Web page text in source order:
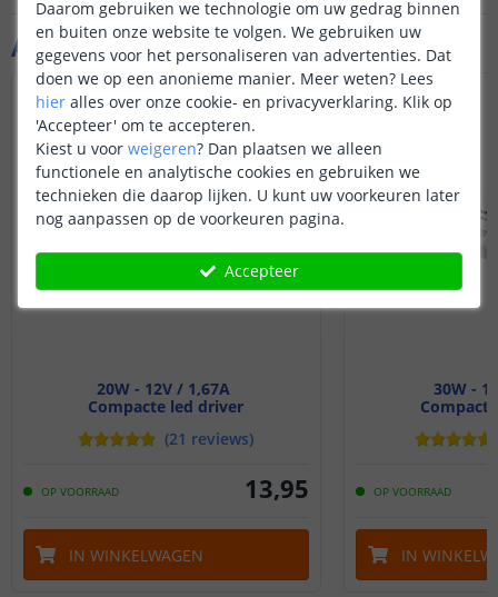
Aanvullende producten
20W - 12V / 1,67A
Compacte led driver
(21 reviews)
OP VOORRAAD 13,95
IN WINKELWAGEN
30W -
OP VOORRAAD
IN
Daarom gebruiken we technologie om uw gedrag binnen
en buiten onze website te volgen. We gebruiken uw
gegevens voor het personaliseren van advertenties. Dat
doen we op een anonieme manier. Meer weten? Lees
hier alles over onze cookie- en privacyverklaring. Klik op
'Accepteer' om te accepteren.
Kiest u voor weigeren? Dan plaatsen we alleen
functionele en analytische cookies en gebruiken we
technieken die daarop lijken. U kunt uw voorkeuren later
nog aanpassen op de voorkeuren pagina.
Accepteer